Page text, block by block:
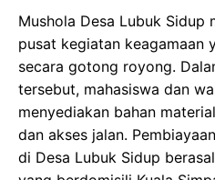
Mushola Desa Lubuk Sidup
pusat kegiatan keagamaan
secara gotong royong.
tersebut, mahasiswa dan
menyediakan bahan
dan akses jalan.
di Desa Lubuk Sidup